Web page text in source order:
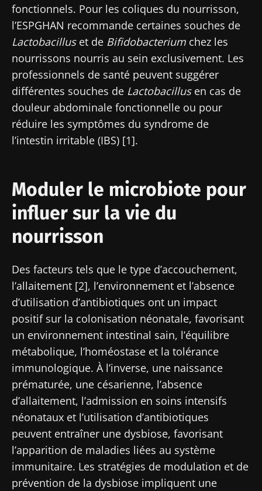
fonctionnels. Pour les coliques du nourrisson,
l’ESPGHAN recommande certaines souches de
Lactobacillus et de Bifidobacterium chez les
nourrissons nourris au sein exclusivement. Les
professionnels de santé peuvent suggérer
différentes souches de Lactobacillus en cas de
douleur abdominale fonctionnelle ou pour
réduire les symptômes du syndrome de
l’intestin irritable (IBS) [1].
Moduler le microbiote pour
influer sur la vie du
nourrisson
Des facteurs tels que le type d’accouchement,
l’allaitement [2], l’environnement et l’absence
d’utilisation d’antibiotiques ont un impact
positif sur la colonisation néonatale, favorisant
un environnement intestinal sain, l’équilibre
métabolique, l’homéostase et la tolérance
immunologique. À l’inverse, une naissance
prématurée, une césarienne, l’absence
d’allaitement, l’admission en soins intensifs
néonataux et l’utilisation d’antibiotiques
peuvent entraîner une dysbiose, favorisant
l’apparition de maladies liées au système
immunitaire. Les stratégies de modulation et de
prévention de la dysbiose impliquent une